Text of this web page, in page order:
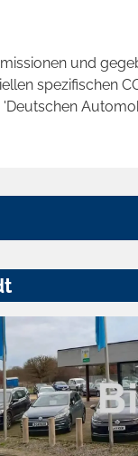
und
spezifischen